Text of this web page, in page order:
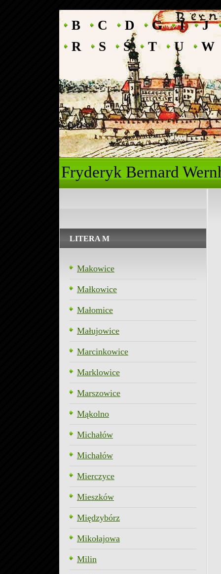
B C D G I
J
R
S Ś T U W
Fryderyk
LITERA M
Makowice
Małkowice
Małomice
Małujowice
Marcinkowice
Marklowice
Marszowice
Mąkolno
Michałów
Michałów
Mierczyce
Mieszków
Międzybórz
Mikołajowa
Milin